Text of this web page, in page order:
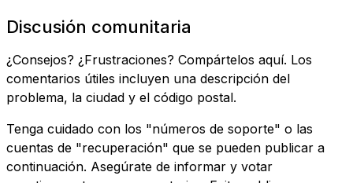
Discusión comunitaria
¿Consejos? ¿Frustraciones? Compártelos aquí. Los
comentarios útiles incluyen una descripción del
problema, la ciudad y el código postal.
Tenga cuidado con los "números de soporte" o las
cuentas de "recuperación" que se pueden publicar a
continuación. Asegúrate de informar y votar